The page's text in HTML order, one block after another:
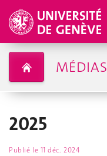
MÉDIAS
2025
Publié le 11 déc. 2024